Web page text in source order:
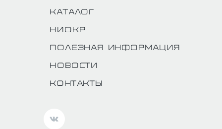
Каталог
НИОКР
Полезная информация
Новости
Контакты